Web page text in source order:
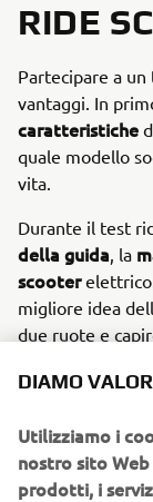
RIDE
Partecipare a
vantaggi. In
caratteristiche
quale modello
vita.
Durante il test
della guida, la
scooter
migliore idea
due ruote e
Infine, essendo
suggerimenti
elettrico, per
soddisfacente.
DIAMO
Utilizziamo i
nostro sito
prodotti, i